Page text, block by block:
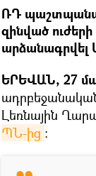
ՌԴ
զինված
արձանագրվել
ԵՐԵՎԱՆ, 27
Լեռնային
ՊՆ-ից ։